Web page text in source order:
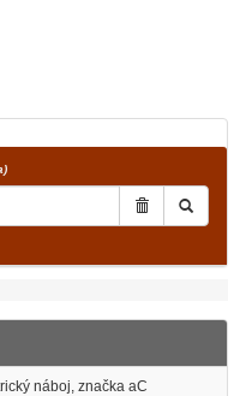
náboj, značka aC